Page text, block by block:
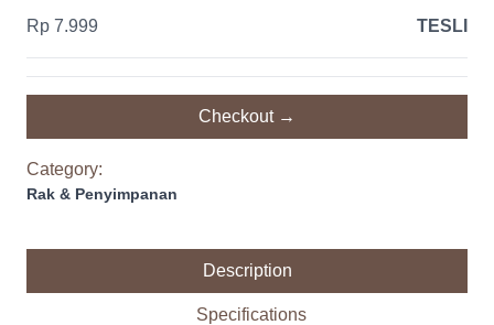
Rp 7.999 TESLI
Checkout →
Category:
Rak & Penyimpanan
Description
Specifications